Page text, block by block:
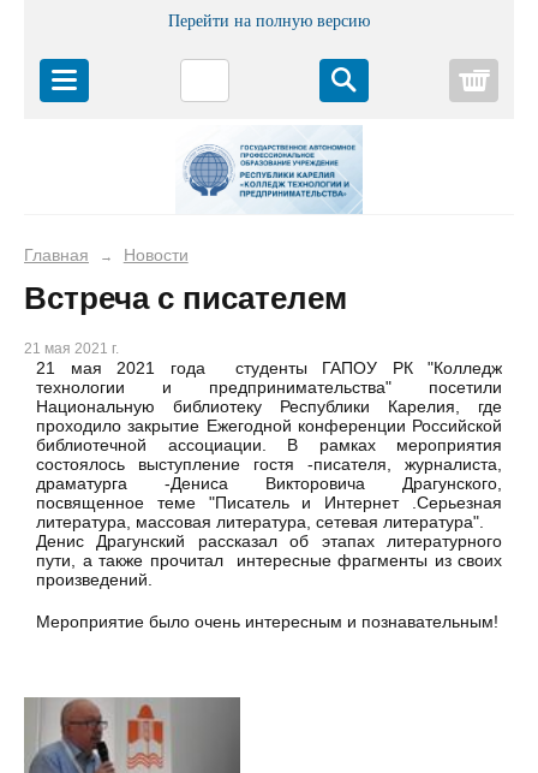
Перейти на полную версию
Главная → Новости
Встреча с писателем
21 мая 2021 г.
21 мая 2021 года студенты ГАПОУ РК "Колледж
технологии и предпринимательства" посетили
Национальную библиотеку Республики Карелия, где
проходило закрытие Ежегодной конференции Российской
библиотечной ассоциации. В рамках мероприятия
состоялось выступление гостя -писателя, журналиста,
драматурга -Дениса Викторовича Драгунского,
посвященное теме "Писатель и Интернет .Серьезная
литература, массовая литература, сетевая литература".
Денис Драгунский рассказал об этапах литературного
пути, а также прочитал интересные фрагменты из своих
произведений.
Мероприятие было очень интересным и познавательным!